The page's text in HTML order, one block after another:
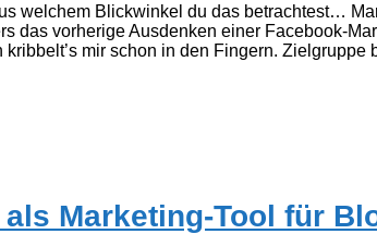
welchem Blickwinkel du das betrachtest…
das vorherige Ausdenken einer Facebook-
mir schon in den Fingern.
Marketing-Tool für